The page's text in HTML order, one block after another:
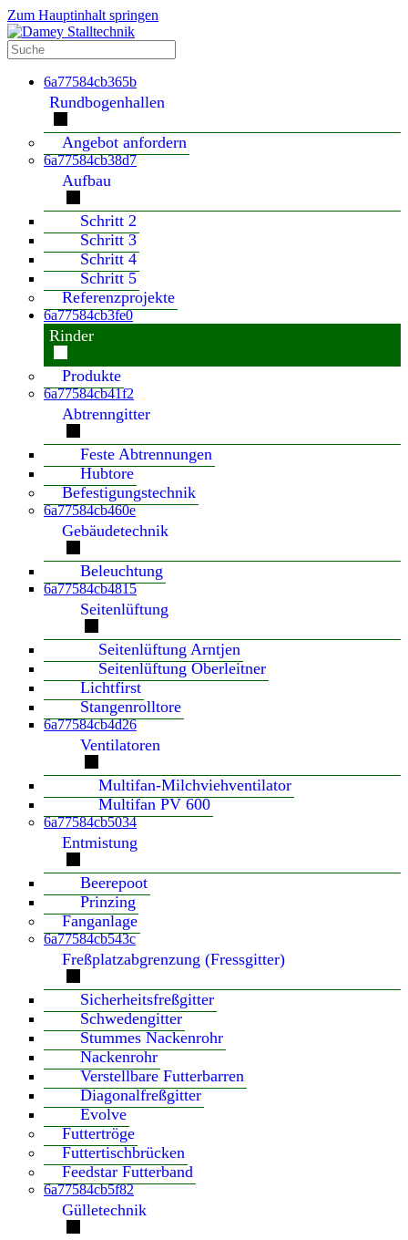
Zum Hauptinhalt springen
6a77584cb365b
Rundbogenhallen
Angebot anfordern
6a77584cb38d7
Aufbau
Schritt 2
Schritt 3
Schritt 4
Schritt 5
Referenzprojekte
6a77584cb3fe0
Rinder
Produkte
6a77584cb41f2
Abtrenngitter
Feste Abtrennungen
Hubtore
Befestigungstechnik
6a77584cb460e
Gebäudetechnik
Beleuchtung
6a77584cb4815
Seitenlüftung
Seitenlüftung Arntjen
Seitenlüftung Oberleitner
Lichtfirst
Stangenrolltore
6a77584cb4d26
Ventilatoren
Multifan-Milchviehventilator
Multifan PV 600
6a77584cb5034
Entmistung
Beerepoot
Prinzing
Fanganlage
6a77584cb543c
Freßplatzabgrenzung (Fressgitter)
Sicherheitsfreßgitter
Schwedengitter
Stummes Nackenrohr
Nackenrohr
Verstellbare Futterbarren
Diagonalfreßgitter
Evolve
Futtertröge
Futtertischbrücken
Feedstar Futterband
6a77584cb5f82
Gülletechnik